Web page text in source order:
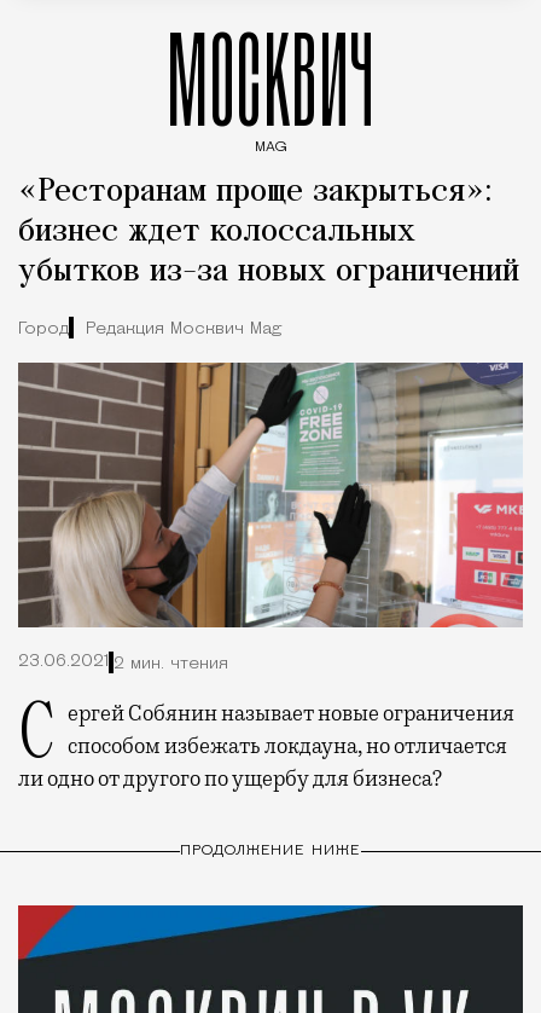
МОСКВИЧ
MAG
«Ресторанам проще закрыться»:
бизнес ждет колоссальных
убытков из-за новых ограничений
Город Редакция Москвич Mag
23.06.2021 2 мин. чтения
Сергей Собянин называет новые ограничения способом избежать локдауна, но отличается
ли одно от другого по ущербу для бизнеса?
ПРОДОЛЖЕНИЕ НИЖЕ